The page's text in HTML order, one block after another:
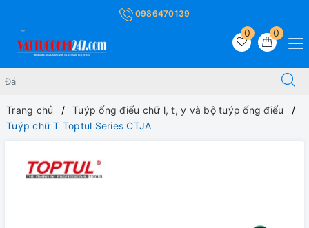
0986470139
0
0
Trang chủ
Tuýp ống điếu chữ l, t, y và bộ tuýp ống điếu
Tuýp chữ T Toptul Series CTJA